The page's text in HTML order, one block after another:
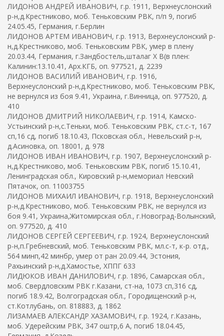
ЛИДОНОВ АНДРЕЙ ИВАНОВИЧ, г.р. 1911, Верхнеуслонский
р-н,д.Крестниково, моб. Теньковским РВК, п/п 9, погиб
24.05.45, Германия, г.Берлин
ЛИДОНОВ АРТЕМ ИВАНОВИЧ, г.р. 1913, Верхнеуслонский р-
н,д.Крестниково, моб. Теньковским РВК, умер в плену
20.03.44, Германия, г.Зандбостель,шталаг Х В(в плен:
Калинин:13.10.41, Арх.КГБ, оп. 977521, д. 2239
ЛИДОНОВ ВАСИЛИЙ ИВАНОВИЧ, г.р. 1916,
Верхнеуслонский р-н,д.Крестниково, моб. Теньковским РВК,
не вернулся из боя 9.41, Украина, г.Винница, оп. 977520, д.
410
ЛИДОНОВ ДМИТРИЙ НИКОЛАЕВИЧ, г.р. 1914, Камско-
Устьинский р-н,с.Теньки, моб. Теньковским РВК, ст.с-т, 167
сп,16 сд, погиб 18.10.43, Псковская обл., Невельский р-н,
д.Асиновка, оп. 18001, д. 978
ЛИДОНОВ ИВАН ИВАНОВИЧ, г.р. 1907, Верхнеуслонский р-
н,д.Крестниково, моб. Теньковским РВК, погиб 15.10.41,
Ленинградская обл., Кировский р-н,мемориал Невский
Пятачок, оп. 11003755
ЛИДОНОВ МИХАИЛ ИВАНОВИЧ, г.р. 1918, Верхнеуслонский
р-н,д.Крестниково, моб. Теньковским РВК, не вернулся из
боя 9.41, Украина,Житомирская обл., г.Новоград-Волынский,
оп. 977520, д. 410
ЛИДОНОВ СЕРГЕЙ СЕРГЕЕВИЧ, г.р. 1924, Верхнеуслонский
р-н,п.Гребневский, моб. Теньковским РВК, мл.с-т, к-р. отд.,
564 минп,42 минбр, умер от ран 20.09.44, Эстония,
Рахьинский р-н,д.Хамостье, ХППГ 633
ЛИДЮКОВ ИВАН ДАНИЛОВИЧ, г.р. 1896, Самарская обл.,
моб. Свердловским РВК г.Казани, ст-на, 1073 сп,316 сд,
погиб 18.9.42, Волгоградская обл., Городищенский р-н,
ст.Котлубань, оп. 818883, д. 1862
ЛИЗАМАЕВ АЛЕКСАНДР ХАЗАМОВИЧ, г.р. 1924, г.Казань,
моб. Удерейским РВК, 347 оштр,6 А, погиб 18.04.45,